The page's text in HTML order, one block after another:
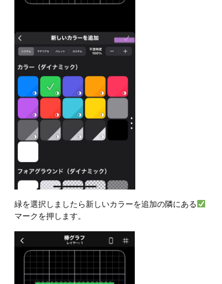
緑を選択しましたら新しいカラーを追加の隣にある
マークを押します。